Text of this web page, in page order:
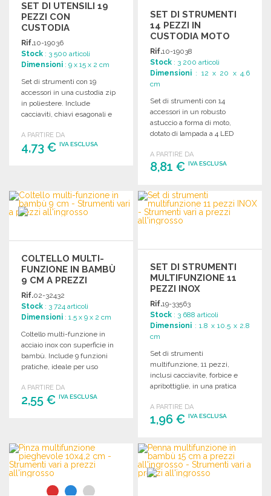
SET DI UTENSILI 19
PEZZI CON
CUSTODIA
Rif.10-19036
Stock : 3 500 articoli
Dimensioni : 9 x 15 x 2 cm
Set di strumenti con 19
accessori in una custodia zip
in poliestere. Include
cacciaviti, chiavi esagonali e
A PARTIRE DA
4,73 € IVA ESCLUSA
Richiedi un preventivo
SET DI STRUMENTI
14 PEZZI IN
CUSTODIA MOTO
Rif.10-19038
Stock : 3 200 articoli
Dimensioni : 12 x 20 x 4.6
cm
Set di strumenti con 14
accessori in un robusto
astuccio a forma di moto,
dotato di lampada a 4 LED
A PARTIRE DA
8,81 €IVA ESCLUSA
ORDINARE
Richiedi un preventivo
COLTELLO MULTI-
FUNZIONE IN BAMBÙ
9 CM A PREZZI
ALL'INGROSSO
Rif.02-32432
Stock : 3 724 articoli
Dimensioni : 1.5 x 9 x 2 cm
Coltello multi-funzione in
acciaio inox con superficie in
bambù. Include 9 funzioni
pratiche, ideale per uso
A PARTIRE DA
2,55 € IVA ESCLUSA
Richiedi un preventivo
SET DI STRUMENTI
MULTIFUNZIONE 11
PEZZI INOX
Rif.19-33563
Stock : 3 688 articoli
Dimensioni : 1.8 x 10.5 x 2.8
cm
Set di strumenti
multifunzione, 11 pezzi,
inclusi cacciavite, forbice e
apribottiglie, in una pratica
compatte.
A PARTIRE DA
1,96 €IVA ESCLUSA
ORDINARE
Richiedi un preventivo